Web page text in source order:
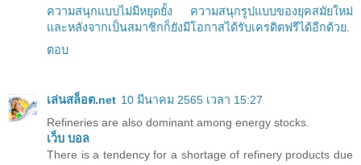
ความสนุกแบบไม่มีหยุดยั้ง ความสนุกรูปแบบของยุคสมัยใหม่
และหลังจากเป็นสมาชิกก็ยังมีโอกาสได้รับเครดิตฟรีได้อีกด้วย.
ตอบ
เล่นสล็อต.net 10 มีนาคม 2565 เวลา 15:27
Refineries are also dominant among energy stocks.
เว็บ บอล
There is a tendency for a shortage of refinery products due